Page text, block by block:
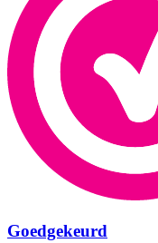
Goedgekeurd